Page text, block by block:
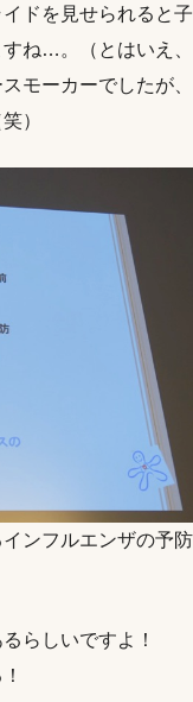
ドを見せられると子
ね…。（とはいえ、
モーカーでしたが、
）
ンフルエンザの予防
らしいですよ！